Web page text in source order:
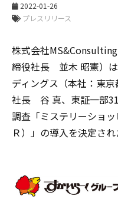
2022-01-26
プレスリリース
株式会社
締役社長 並木 昭憲）
ディングス（本社：東
社長 谷 真、東証一部
調査「ミステリーショ
Ｒ）」の導入を決定さ